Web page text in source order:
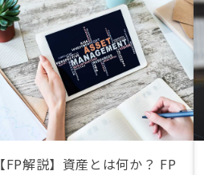
【FP解説】資産とは何か？ FP